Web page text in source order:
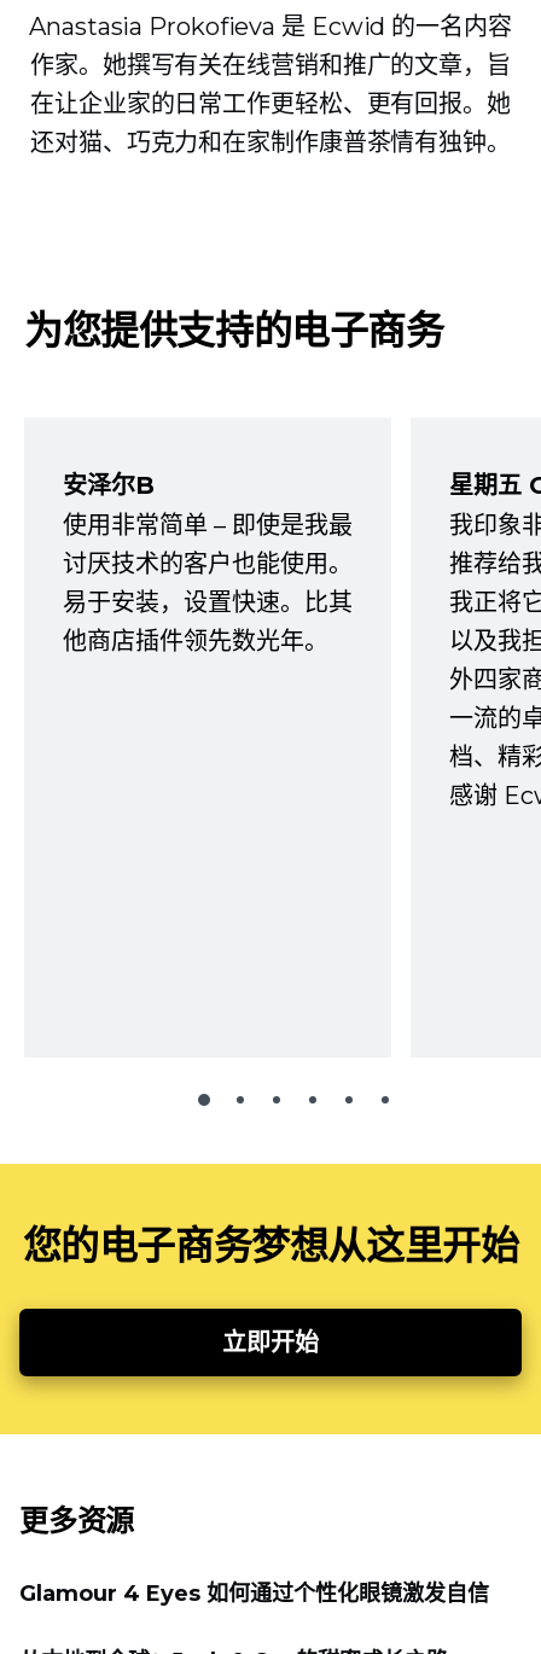
Anastasia Prokofieva 是 Ecwid 的一名内容
作家。她撰写有关在线营销和推广的文章，旨
在让企业家的日常工作更轻松、更有回报。她
还对猫、巧克力和在家制作康普茶情有独钟。
为您提供支持的电子商务
安泽尔B
使用非常简单 – 即使是我最
讨厌技术的客户也能使用。
易于安装，设置快速。比其
他商店插件领先数光年。
星期五
我印象
推荐给
我正将
以及我
外四家
一流的
档、精
感谢
您的电子商务梦想从这里开始
立即开始
更多资源
Glamour 4 Eyes 如何通过个性化眼镜激发自信